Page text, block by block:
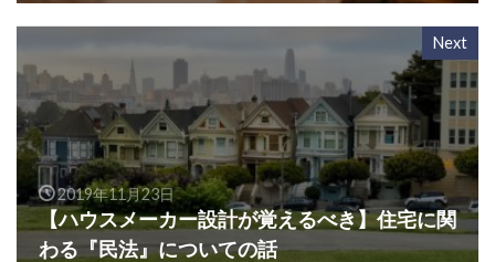
Next
2019年11月23日
【ハウスメーカー設計が覚えるべき】住宅に関
わる『民法』についての話